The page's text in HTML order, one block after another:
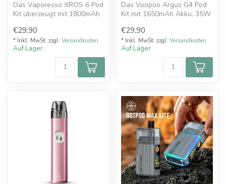
Das Vaporesso XROS 6 Pod
Kit überzeugt mit 1800mAh
T...
€29,90
* Inkl. MwSt. zzgl. Versandkosten
Auf Lager
Das Voopoo Argus G4 Pod
Kit mit 1650mAh Akku, 35W
Multi...
€29,90
* Inkl. MwSt. zzgl. Versandkosten
Auf Lager